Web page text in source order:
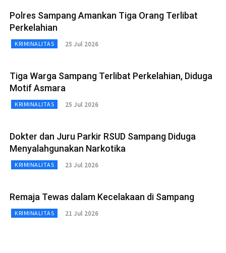
Polres Sampang Amankan Tiga Orang Terlibat
Perkelahian
KRIMINALITAS 25 Jul 2026
Tiga Warga Sampang Terlibat Perkelahian, Diduga
Motif Asmara
KRIMINALITAS 25 Jul 2026
Dokter dan Juru Parkir RSUD Sampang Diduga
Menyalahgunakan Narkotika
KRIMINALITAS 23 Jul 2026
Remaja Tewas dalam Kecelakaan di Sampang
KRIMINALITAS 21 Jul 2026